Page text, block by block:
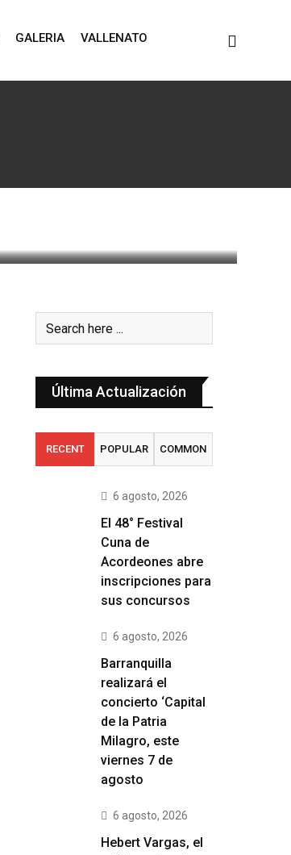
GALERIA VALLENATO
Última Actualización
RECENT POPULAR COMMON
6 agosto, 2026
El 48° Festival
Cuna de
Acordeones abre
inscripciones para
sus concursos
6 agosto, 2026
Barranquilla
realizará el
concierto ‘Capital
de la Patria
Milagro, este
viernes 7 de
agosto
6 agosto, 2026
Hebert Vargas, el